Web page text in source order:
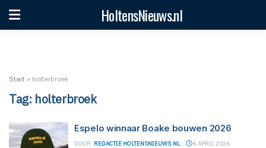
HoltensNieuws.nl
Start » holterbroek
Tag: holterbroek
Espelo winnaar Boake bouwen 2026
DOOR: REDACTIE HOLTENSNIEUWS.NL 6 APRIL 2026